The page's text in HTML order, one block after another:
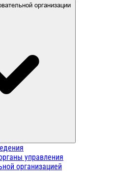
организации
управления
организацией